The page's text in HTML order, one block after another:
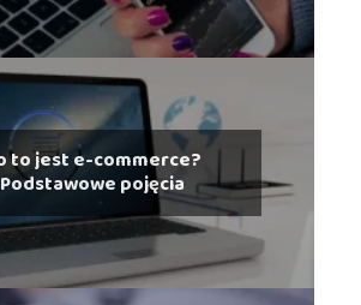
to jest e-commerce?
Podstawowe pojęcia